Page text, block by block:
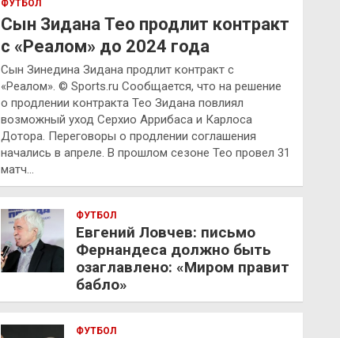
ФУТБОЛ
Сын Зидана Тео продлит контракт
с «Реалом» до 2024 года
Сын Зинедина Зидана продлит контракт с
«Реалом». © Sports.ru Сообщается, что на решение
о продлении контракта Тео Зидана повлиял
возможный уход Серхио Аррибаса и Карлоса
Дотора. Переговоры о продлении соглашения
начались в апреле. В прошлом сезоне Тео провел 31
матч…
ФУТБОЛ
Евгений Ловчев: письмо
Фернандеса должно быть
озаглавлено: «Миром правит
бабло»
ФУТБОЛ